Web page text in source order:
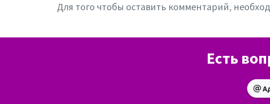
Для того чтобы оставить комментарий,
Есть